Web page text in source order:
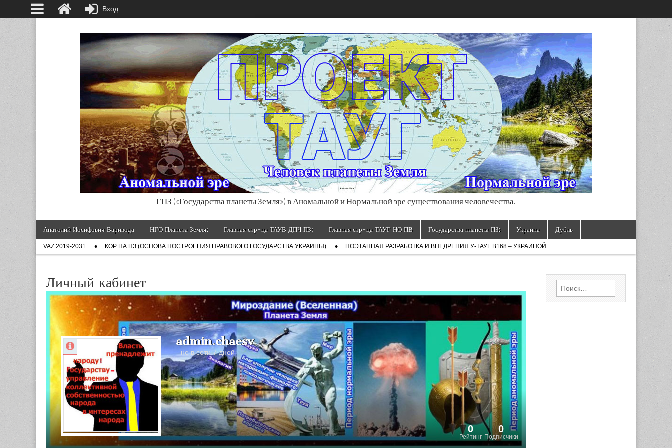
Государства планеты Земля
ГПЗ («Государства планеты Земля») в Аномальной и Нормальной эре существования человечества.
Main
menu
content
Анатолий Иосифович Варивода НГО Планета Земля: Главная стр-ца ТАУВ ДПЧ ПЗ; Главная стр-ца ТАУГ НО ПВ Государства планеты ПЗ: Украина Дубль
Sub
menu
VAZ 2019-2031 КОР НА ПЗ (ОСНОВА ПОСТРОЕНИЯ ПРАВОВОГО ГОСУДАРСТВА УКРАИНЫ) ПОЭТАПНАЯ РАЗРАБОТКА И ВНЕДРЕНИЯ У-ТАУГ B168 – УКРАИНОЙ
Личный кабинет
admin.chaesv
не в сети 7 дней
Рейтинг
0
Подписчики
0
Найти:
Вход